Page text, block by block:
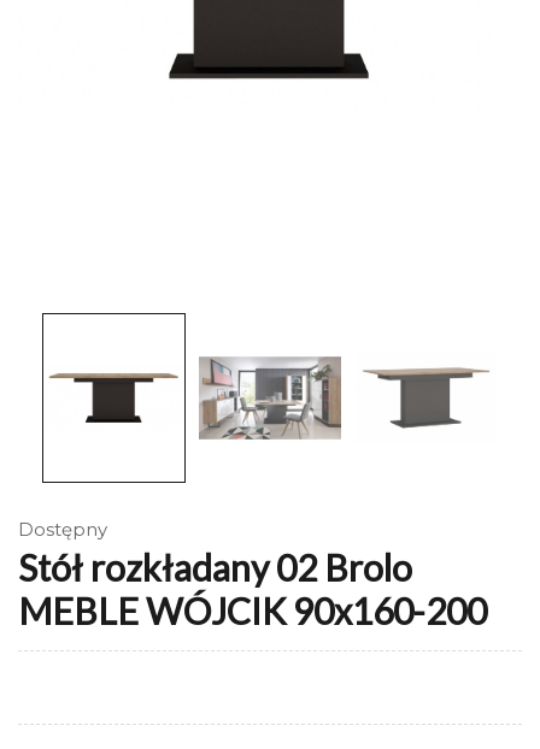
Dostępny
Stół rozkładany 02 Brolo
MEBLE WÓJCIK 90x160-200